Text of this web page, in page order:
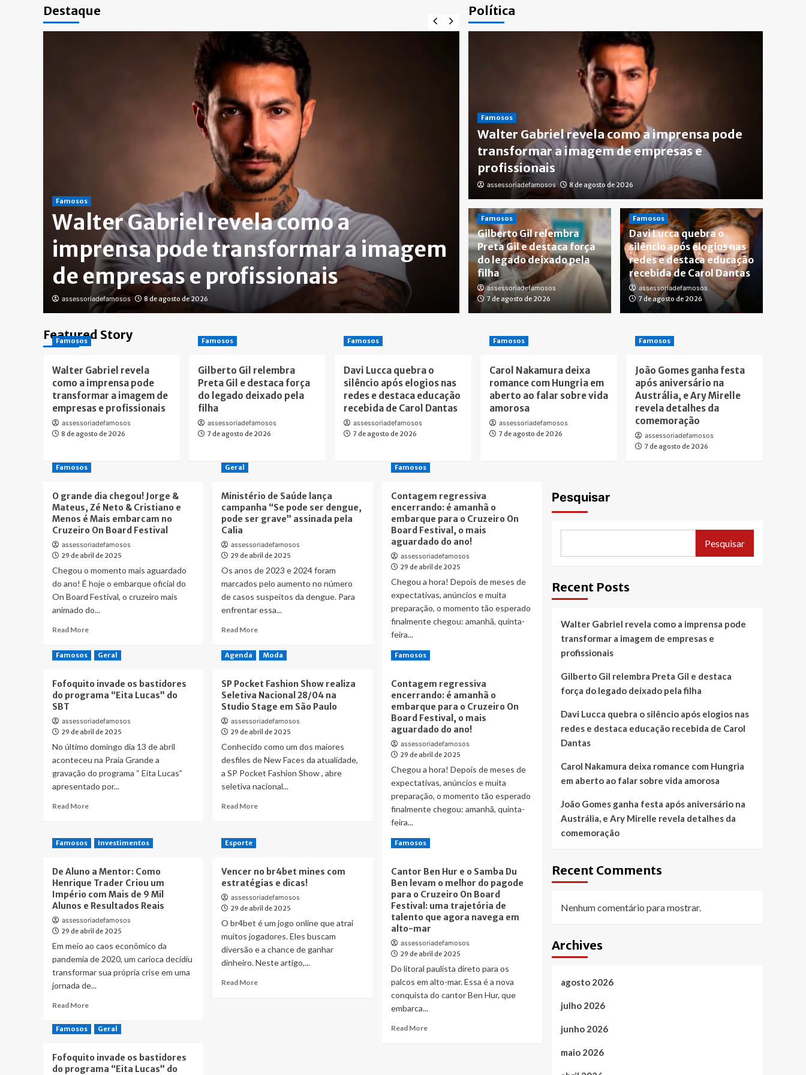
Destaque
Famosos
Walter Gabriel revela como a
imprensa pode transformar a imagem
de empresas e profissionais
assessoriadefamosos 8 de agosto de 2026
Famosos
Gilberto Gil relembra Preta Gil e
destaca força do legado
filha
assessoriadefamosos 7 de agosto de 2026
Política
Famosos
Walter Gabriel revela como a imprensa pode
transformar a imagem de empresas e
profissionais
assessoriadefamosos 8 de agosto de 2026
Famosos
Gilberto Gil relembra
Preta Gil e destaca força
do legado deixado pela
filha
assessoriadefamosos
7 de agosto de 2026
Famosos
Davi Lucca quebra o
silêncio após elogios nas
redes e destaca educação
recebida de Carol Dantas
assessoriadefamosos
7 de agosto de 2026
Featured Story
Famosos
Walter Gabriel revela
como a imprensa pode
transformar a imagem de
empresas e profissionais
assessoriadefamosos
8 de agosto de 2026
Famosos
Gilberto Gil relembra
Preta Gil e destaca força
do legado deixado pela
filha
assessoriadefamosos
7 de agosto de 2026
Famosos
Davi Lucca quebra o
silêncio após elogios nas
redes e destaca educação
recebida de Carol Dantas
assessoriadefamosos
7 de agosto de 2026
Famosos
Carol Nakamura deixa
romance com Hungria em
aberto ao falar sobre vida
amorosa
assessoriadefamosos
7 de agosto de 2026
Famosos
João Gomes ganha festa
após aniversário na
Austrália, e Ary Mirelle
revela detalhes da
comemoração
assessoriadefamosos
7 de agosto de 2026
Famosos
O grande dia chegou! Jorge &
Mateus, Zé Neto & Cristiano e
Menos é Mais embarcam no
Cruzeiro On Board Festival
assessoriadefamosos
29 de abril de 2025
Chegou o momento mais aguardado
do ano! É hoje o embarque oficial do
On Board Festival, o cruzeiro mais
animado do...
Read MoreRead
about
O
dia
chegou!
&
Mateus,
Zé
&
Cristiano
e
Board
Festival
Geral
Ministério de Saúde lança
campanha “Se pode ser dengue,
pode ser grave” assinada pela
Calia
assessoriadefamosos
29 de abril de 2025
Os anos de 2023 e 2024 foram
marcados pelo aumento no número
de casos suspeitos da dengue. Para
enfrentar essa...
Read MoreRead
about
Ministério
Saúde
lança
campanha
“Se
pode
pode
ser
grave”
Famosos
Contagem regressiva
encerrando: é amanhã o
embarque para o Cruzeiro On
Board Festival, o mais
aguardado do ano!
assessoriadefamosos
29 de abril de 2025
Chegou a hora! Depois de meses de
expectativas, anúncios e muita
preparação, o momento tão esperado
finalmente chegou: amanhã, quinta-
feira...
Read MoreRead
Contagem
regressiva
encerrando:
é
amanhã
o
embarque
para
o
Cruzeiro
On
Board
mais
do
ano!
Famosos Geral
Fofoquito invade os bastidores
do programa “Eita Lucas” do
SBT
assessoriadefamosos
29 de abril de 2025
No último domingo dia 13 de abril
aconteceu na Praia Grande a
gravação do programa “ Eita Lucas”
apresentado por...
Read MoreRead
Fofoquito
invade
bastidores
do
programa
“Eita
Lucas”
do
Agenda Moda
SP Pocket Fashion Show realiza
Seletiva Nacional 28/04 na
Studio Stage em São Paulo
assessoriadefamosos
29 de abril de 2025
Conhecido como um dos maiores
desfiles de New Faces da atualidade,
a SP Pocket Fashion Show , abre
seletiva nacional...
Read MoreRead
Show
realiza
Seletiva
Nacional
28/04
Studio
Stage
em
Famosos
Contagem regressiva
encerrando: é amanhã o
embarque para o Cruzeiro On
Board Festival, o mais
aguardado do ano!
assessoriadefamosos
29 de abril de 2025
Chegou a hora! Depois de meses de
expectativas, anúncios e muita
preparação, o momento tão esperado
finalmente chegou: amanhã, quinta-
feira...
Read MoreRead
Contagem
regressiva
encerrando:
é
amanhã
o
embarque
para
o
Cruzeiro
Board
Festival,
Famosos Investimentos
De Aluno a Mentor: Como
Henrique Trader Criou um
Império com Mais de 9 Mil
Alunos e Resultados Reais
assessoriadefamosos
29 de abril de 2025
Em meio ao caos econômico da
pandemia de 2020, um carioca decidiu
transformar sua própria crise em uma
jornada de...
Read MoreRead
about
a
Mentor:
Esporte
Vencer no br4bet mines com
estratégias e dicas!
assessoriadefamosos
29 de abril de 2025
O br4bet é um jogo online que atrai
muitos jogadores. Eles buscam
diversão e a chance de ganhar
dinheiro. Neste artigo,...
Read MoreRead
Famosos
Cantor Ben Hur e o Samba Du
Ben levam o melhor do pagode
para o Cruzeiro On Board
Festival: uma trajetória de
talento que agora navega em
alto-mar
assessoriadefamosos
29 de abril de 2025
Do litoral paulista direto para os
palcos em alto-mar. Essa é a nova
conquista do cantor Ben Hur, que
embarca...
Read MoreRead
Famosos Geral
Fofoquito invade os bastidores
do programa “Eita Lucas” do
Pesquisar
Pesquisar
Recent Posts
Walter Gabriel revela como a imprensa pode
transformar a imagem de empresas e
profissionais
Gilberto Gil relembra Preta Gil e destaca
força do legado deixado pela filha
Davi Lucca quebra o silêncio após elogios nas
redes e destaca educação recebida de Carol
Dantas
Carol Nakamura deixa romance com Hungria
em aberto ao falar sobre vida amorosa
João Gomes ganha festa após aniversário na
Austrália, e Ary Mirelle revela detalhes da
comemoração
Recent Comments
Nenhum comentário para mostrar.
Archives
agosto 2026
julho 2026
junho 2026
maio 2026